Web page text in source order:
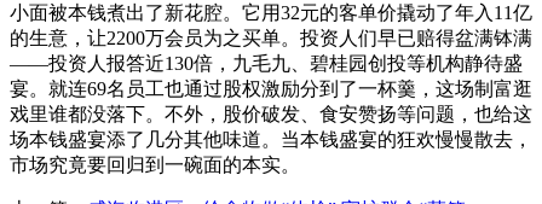
小面被本钱煮出了新花腔。它用32元的客单价撬动了年入11亿
的生意，让2200万会员为之买单。投资人们早已赔得盆满钵满
——投资人报答近130倍，九毛九、碧桂园创投等机构静待盛
宴。就连69名员工也通过股权激励分到了一杯羹，这场制富逛
戏里谁都没落下。不外，股价破发、食安赞扬等问题，也给这
场本钱盛宴添了几分其他味道。当本钱盛宴的狂欢慢慢散去，
市场究竟要回归到一碗面的本实。